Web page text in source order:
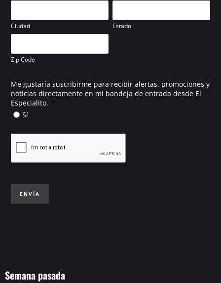
Ciudad Estado
Zip Code
Me gustaría suscribirme para recibir alertas, promociones y
noticias directamente en mi bandeja de entrada desde El
Especialito. *
Sí
ENVÍA
Semana pasada